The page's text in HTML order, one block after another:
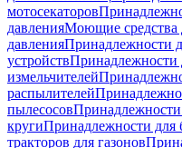
мотосекаторов
давленияМоющие средства
давленияПринадлежности
устройств
измельчителей
распылителей
пылесосовПринадлежности
кругиПринадлежности для
тракторов для газонов